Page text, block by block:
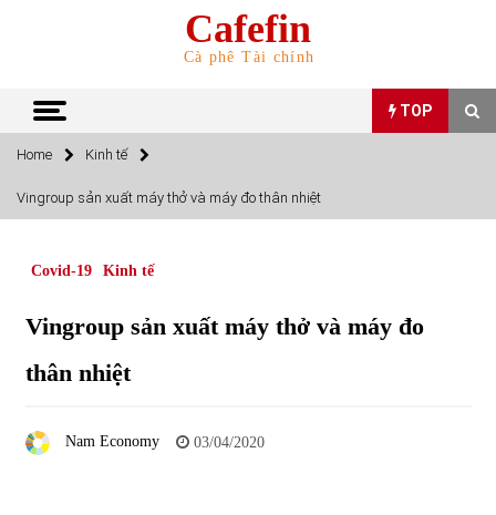
Cafefin
Cà phê Tài chính
TOP
TOP
Top 10 mặt hàng Việt Nam nhập khẩu nhiều nhất tháng
Top 10 mặt hàng Việt Nam xuất khẩu nhiều nhất tháng
5/2022
Home Kinh tế
Vingroup sản xuất máy thở và máy đo thân nhiệt
Covid-19 Kinh tế
Vingroup sản xuất máy thở và máy đo
thân nhiệt
Nam Economy 03/04/2020